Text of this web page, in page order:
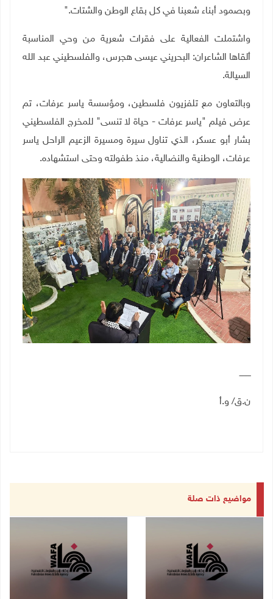
وبصمود أبناء شعبنا في كل بقاع الوطن والشتات".
واشتملت الفعالية على فقرات شعرية من وحي المناسبة
ألقاها الشاعران: البحريني عيسى هجرس، والفلسطيني عبد الله
السيالة.
وبالتعاون مع تلفزيون فلسطين، ومؤسسة ياسر عرفات، تم
عرض فيلم "ياسر عرفات - حياة لا تنسى" للمخرج الفلسطيني
بشار أبو عسكر، الذي تناول سيرة ومسيرة الزعيم الراحل ياسر
عرفات، الوطنية والنضالية، منذ طفولته وحتى استشهاده.
ـــــــــ
ن.ق/ و.أ
مواضيع ذات صلة